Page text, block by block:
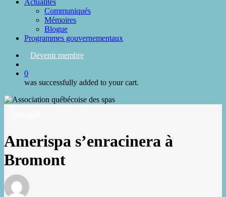
Actualités
Communiqués
Mémoires
Blogue
Programmes gouvernementaux
Devenir membre
0
was successfully added to your cart.
Amerispa s’enracinera à
Bromont